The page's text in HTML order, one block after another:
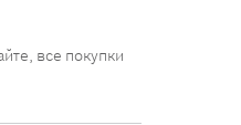
все покупки